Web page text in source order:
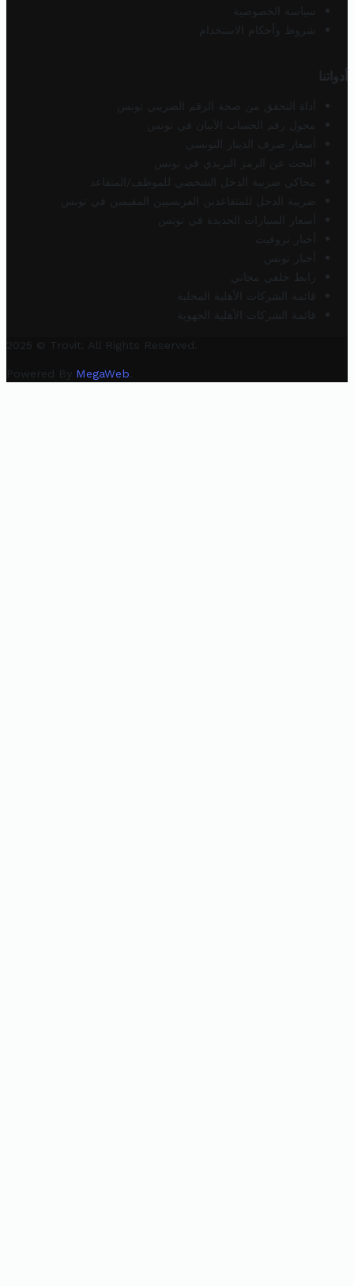
سياسة الخصوصية
شروط وأحكام الاستخدام
أدواتنا
أداة التحقق من صحة الرقم الضريبي تونس
محول رقم الحساب الآيبان في تونس
أسعار صرف الدينار التونسي
البحث عن الرمز البريدي في تونس
محاكي ضريبة الدخل الشخصي للموظف/المتقاعد
ضريبة الدخل للمتقاعدين الفرنسيين المقيمين في تونس
أسعار السيارات الجديدة في تونس
أخبار تروفيت
أخبار تونس
رابط خلفي مجاني
قائمة الشركات الأهلية المحلية
قائمة الشركات الأهلية الجهوية
2025 © Trovit. All Rights Reserved.
Powered By MegaWeb